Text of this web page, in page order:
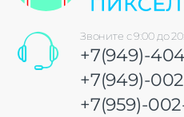
Звоните с 9:00 до
+7(949)-
+7(949)-
+7(959)-